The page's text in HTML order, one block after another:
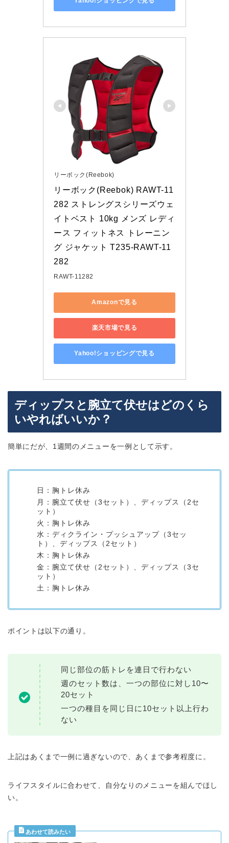
リーボック(Reebok)
リーボック(Reebok) RAWT-11
282 ストレングスシリーズウェ
イトベスト 10kg メンズ レディ
ース フィットネス トレーニン
グ ジャケット T235-RAWT-11
282
RAWT-11282
Amazonで見る
楽天市場で見る
Yahoo!ショッピングで見る
ディップスと腕立て伏せはどのくら
いやればいいか？
簡単にだが、1週間のメニューを一例として示す。
日：胸トレ休み
月：腕立て伏せ（3セット）、ディップス（2セ
ット）
火：胸トレ休み
水：ディクライン・プッシュアップ（3セッ
ト）、ディップス（2セット）
木：胸トレ休み
金：腕立て伏せ（2セット）、ディップス（3セ
ット）
土：胸トレ休み
ポイントは以下の通り。
同じ部位の筋トレを連日で行わない
週のセット数は、一つの部位に対し10〜
20セット
一つの種目を同じ日に10セット以上行わ
ない
上記はあくまで一例に過ぎないので、あくまで参考程度に。
ライフスタイルに合わせて、自分なりのメニューを組んでほし
い。